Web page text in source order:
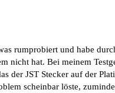
rumprobiert und habe
nicht hat. Bei meinem
der JST Stecker auf der
scheinbar löste,